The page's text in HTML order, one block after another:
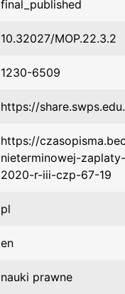
final_published
10.32027/MOP.22.3.2
1230-6509
https://
https://
nieterminowej-
2020-r-iii-czp-67-19
pl
en
nauki prawne